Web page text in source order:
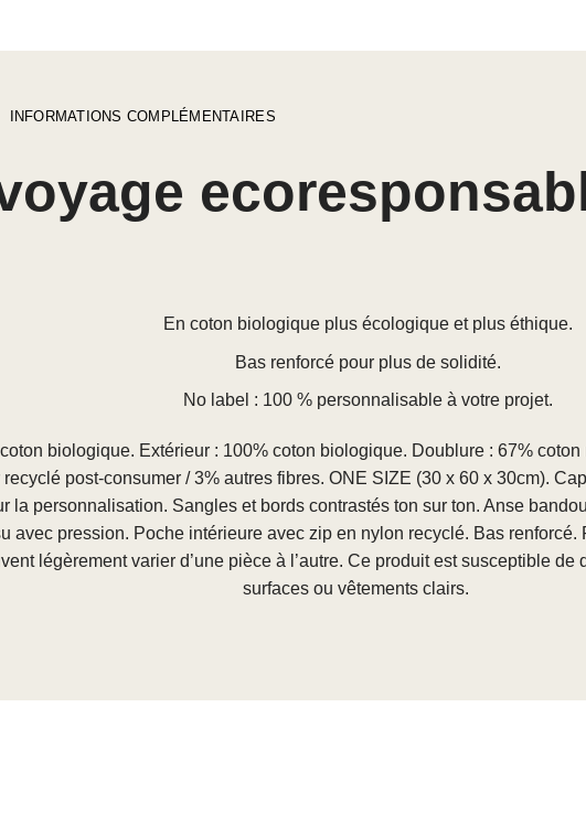
INFORMATIONS COMPLÉMENTAIRES
En coton biologique plus écologique et plus éthique.
Bas renforcé pour plus de solidité.
No label : 100 % personnalisable à votre projet.
biologique. Extérieur : 100% coton biologique. Doublure : 67%
post-consumer / 3% autres fibres. ONE SIZE (30 x 60 x 30cm).
la personnalisation. Sangles et bords contrastés ton sur ton. Anse
avec pression. Poche intérieure avec zip en nylon recyclé. Bas renforcé.
légèrement varier d’une pièce à l’autre. Ce produit est susceptible de
surfaces ou vêtements clairs.